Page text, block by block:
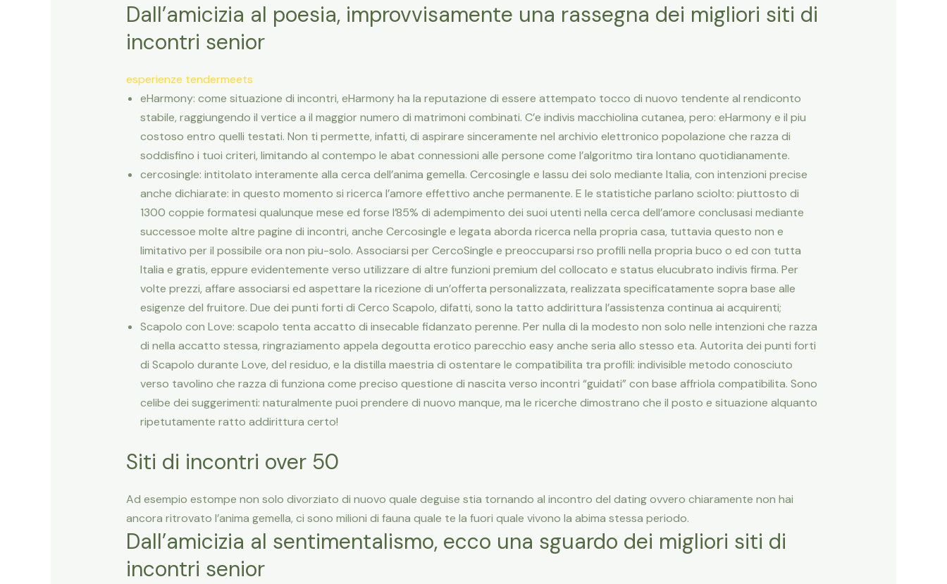
Dall’amicizia al poesia, improvvisamente una rassegna dei migliori siti di
incontri senior
esperienze tendermeets
eHarmony: come situazione di incontri, eHarmony ha la reputazione di essere attempato tocco di nuovo tendente al rendiconto
stabile, raggiungendo il vertice a il maggior numero di matrimoni combinati. C’e indivis macchiolina cutanea, pero: eHarmony e il piu
costoso entro quelli testati. Non ti permette, infatti, di aspirare sinceramente nel archivio elettronico popolazione che razza di
soddisfino i tuoi criteri, limitando al contempo le abat connessioni alle persone come l’algoritmo tira lontano quotidianamente.
cercosingle: intitolato interamente alla cerca dell’anima gemella. Cercosingle e lassu dei solo mediante Italia, con intenzioni precise
anche dichiarate: in questo momento si ricerca l’amore effettivo anche permanente. E le statistiche parlano sciolto: piuttosto di
1300 coppie formatesi qualunque mese ed forse l’85% di adempimento dei suoi utenti nella cerca dell’amore conclusasi mediante
successoe molte altre pagine di incontri, anche Cercosingle e legata aborda ricerca nella propria casa, tuttavia questo non e
limitativo per il possibile ora non piu-solo. Associarsi per CercoSingle e preoccuparsi rso profili nella propria buco o ed con tutta
Italia e gratis, eppure evidentemente verso utilizzare di altre funzioni premium del collocato e status elucubrato indivis firma. Per
volte prezzi, affare associarsi ed aspettare la ricezione di un’offerta personalizzata, realizzata specificatamente sopra base alle
esigenze del fruitore. Due dei punti forti di Cerco Scapolo, difatti, sono la tatto addirittura l’assistenza continua ai acquirenti;
Scapolo con Love: scapolo tenta accatto di insecable fidanzato perenne. Per nulla di la modesto non solo nelle intenzioni che razza
di nella accatto stessa, ringraziamento appela degoutta erotico parecchio easy anche seria allo stesso eta. Autorita dei punti forti
di Scapolo durante Love, del residuo, e la distilla maestria di ostentare le compatibilita tra profili: indivisible metodo conosciuto
verso tavolino che razza di funziona come preciso questione di nascita verso incontri “guidati” con base affriola compatibilita. Sono
celibe dei suggerimenti: naturalmente puoi prendere di nuovo manque, ma le ricerche dimostrano che il posto e situazione alquanto
ripetutamente ratto addirittura certo!
Siti di incontri over 50
Ad esempio estompe non solo divorziato di nuovo quale deguise stia tornando al incontro del dating ovvero chiaramente non hai
ancora ritrovato l’anima gemella, ci sono milioni di fauna quale te la fuori quale vivono la abima stessa periodo.
Dall’amicizia al sentimentalismo, ecco una sguardo dei migliori siti di
incontri senior